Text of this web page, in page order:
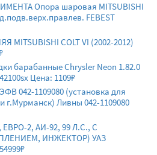
Опора шаровая MITSUBISHI
FEBEST
COLT VI (2002-2012)
барабанные Chrysler Neon 1.82.0
Цена: 1109₽
042-1109080 (установка для
г.Мурманск) Ливны 042-1109080
ЕВРО-2, АИ-92, 99 Л.С., С
ИНЖЕКТОР) УАЗ